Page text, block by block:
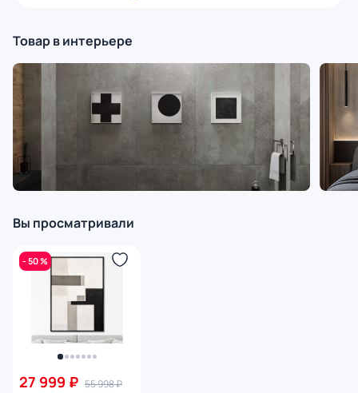
Товар в интерьере
Вы просматривали
- 50 %
27 999 ₽ 55 998 ₽